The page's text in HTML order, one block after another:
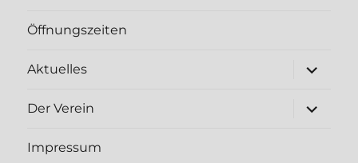
Öffnungszeiten
Aktuelles
öffnen
Der Verein
öffnen
Impressum